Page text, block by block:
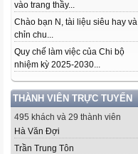
vào trang thầy...
Chào bạn N, tài liệu siêu hay và
chỉn chu...
Quy chế làm việc của Chi bộ
nhiệm kỳ 2025-2030...
THÀNH VIÊN TRỰC TUYẾN
495 khách và 29 thành viên
Hà Văn Đợi
Trần Trung Tôn